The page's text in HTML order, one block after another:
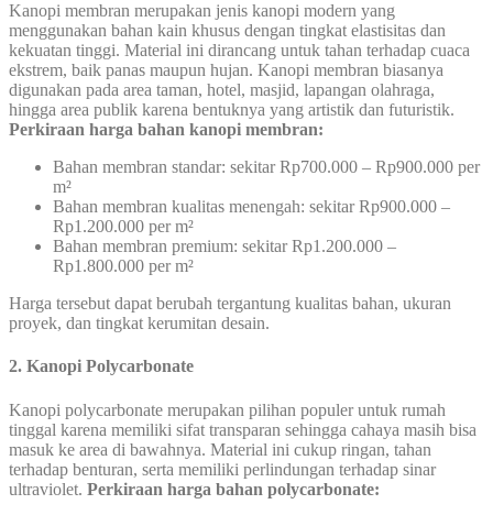
Kanopi membran merupakan jenis kanopi modern yang
menggunakan bahan kain khusus dengan tingkat elastisitas dan
kekuatan tinggi. Material ini dirancang untuk tahan terhadap cuaca
ekstrem, baik panas maupun hujan. Kanopi membran biasanya
digunakan pada area taman, hotel, masjid, lapangan olahraga,
hingga area publik karena bentuknya yang artistik dan futuristik.
Perkiraan harga bahan kanopi membran:
Bahan membran standar: sekitar Rp700.000 – Rp900.000 per
m²
Bahan membran kualitas menengah: sekitar Rp900.000 –
Rp1.200.000 per m²
Bahan membran premium: sekitar Rp1.200.000 –
Rp1.800.000 per m²
Harga tersebut dapat berubah tergantung kualitas bahan, ukuran
proyek, dan tingkat kerumitan desain.
2. Kanopi Polycarbonate
Kanopi polycarbonate merupakan pilihan populer untuk rumah
tinggal karena memiliki sifat transparan sehingga cahaya masih bisa
masuk ke area di bawahnya. Material ini cukup ringan, tahan
terhadap benturan, serta memiliki perlindungan terhadap sinar
ultraviolet. Perkiraan harga bahan polycarbonate: